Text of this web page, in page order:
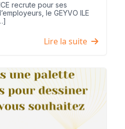
recrute pour ses
le GEYVO ILE
Lire la suite